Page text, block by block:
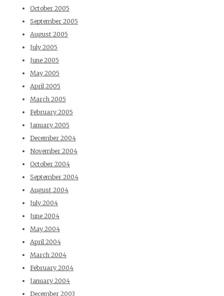
October 2005
September 2005
August 2005
July 2005
June 2005
May 2005
April 2005
March 2005
February 2005
January 2005
December 2004
November 2004
October 2004
September 2004
August 2004
July 2004
June 2004
May 2004
April 2004
March 2004
February 2004
January 2004
December 2003